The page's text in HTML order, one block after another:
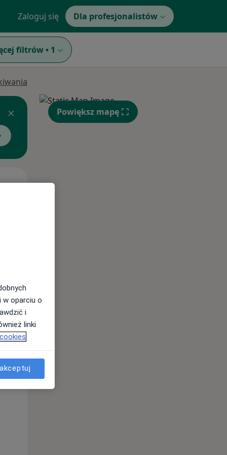
Zaloguj się Dla profesjonalistów
filtrów • 1
Pon,
Pon,
Powiększ mapę
w oparciu o
i
linki